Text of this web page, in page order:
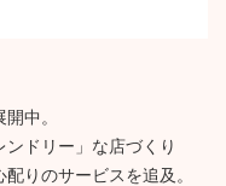
中。
ンドリー」な店づくり
りのサービスを追及。